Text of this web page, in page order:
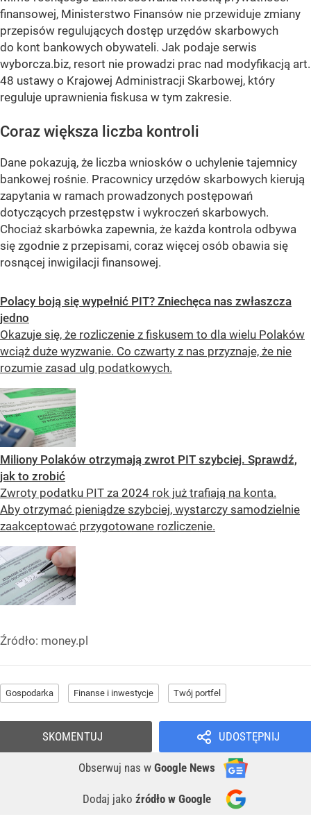
finansowej, Ministerstwo Finansów nie przewiduje zmiany
przepisów regulujących dostęp urzędów skarbowych
do kont bankowych obywateli. Jak podaje serwis
wyborcza.biz, resort nie prowadzi prac nad modyfikacją art.
48 ustawy o Krajowej Administracji Skarbowej, który
reguluje uprawnienia fiskusa w tym zakresie.
Coraz większa liczba kontroli
Dane pokazują, że liczba wniosków o uchylenie tajemnicy
bankowej rośnie. Pracownicy urzędów skarbowych kierują
zapytania w ramach prowadzonych postępowań
dotyczących przestępstw i wykroczeń skarbowych.
Chociaż skarbówka zapewnia, że każda kontrola odbywa
się zgodnie z przepisami, coraz więcej osób obawia się
rosnącej inwigilacji finansowej.
Polacy boją się wypełnić PIT? Zniechęca nas zwłaszcza
jedno
Okazuje się, że rozliczenie z fiskusem to dla wielu Polaków
wciąż duże wyzwanie. Co czwarty z nas przyznaje, że nie
rozumie zasad ulg podatkowych.
Miliony Polaków otrzymają zwrot PIT szybciej. Sprawdź,
jak to zrobić
Zwroty podatku PIT za 2024 rok już trafiają na konta.
Aby otrzymać pieniądze szybciej, wystarczy samodzielnie
zaakceptować przygotowane rozliczenie.
Źródło: money.pl
Gospodarka Finanse i inwestycje Twój portfel
UDOSTĘPNIJ
Obserwuj nas w Google News
Dodaj jako źródło w Google
SKOMENTUJ